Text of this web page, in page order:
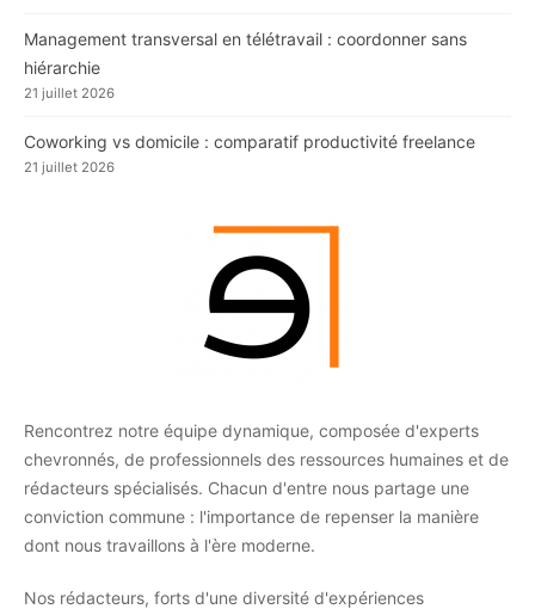
Management transversal en télétravail : coordonner sans
hiérarchie
21 juillet 2026
Coworking vs domicile : comparatif productivité freelance
21 juillet 2026
Rencontrez notre équipe dynamique, composée d'experts
chevronnés, de professionnels des ressources humaines et de
rédacteurs spécialisés. Chacun d'entre nous partage une
conviction commune : l'importance de repenser la manière
dont nous travaillons à l'ère moderne.
Nos rédacteurs, forts d'une diversité d'expériences